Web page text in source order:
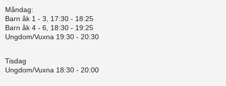
Måndag:
Barn åk 1 - 3, 17:30 - 18:25
Barn åk 4 - 6, 18:30 - 19:25
Ungdom/Vuxna 19:30 - 20:30
Tisdag
Ungdom/Vuxna 18:30 - 20:00